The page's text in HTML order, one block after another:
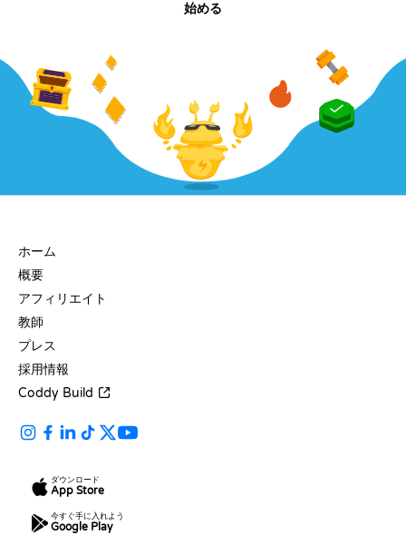
始める
ホーム
概要
アフィリエイト
教師
プレス
採用情報
Coddy Build
ダウンロード
App Store
今すぐ手に入れよう
Google Play